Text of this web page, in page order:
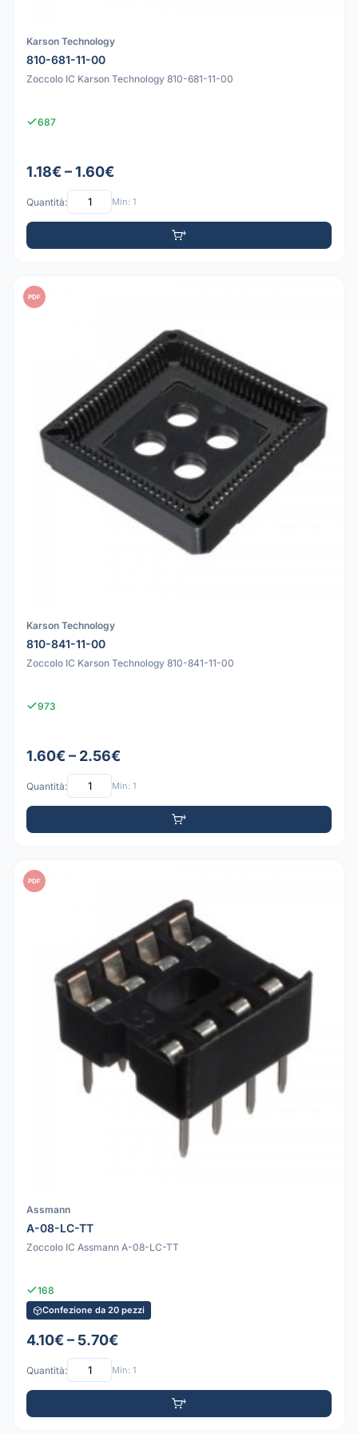
Karson Technology
810-681-11-00
Zoccolo IC Karson Technology 810-681-11-00
687
1.18€ – 1.60€
Quantità: Min: 1
PDF
Karson Technology
810-841-11-00
Zoccolo IC Karson Technology 810-841-11-00
973
1.60€ – 2.56€
Quantità: Min: 1
PDF
Assmann
A-08-LC-TT
Zoccolo IC Assmann A-08-LC-TT
168
Confezione da 20 pezzi
4.10€ – 5.70€
Quantità: Min: 1